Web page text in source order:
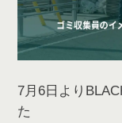
7月6日より
た